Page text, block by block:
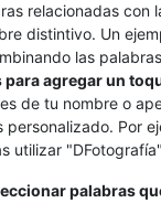
relacionadas con
distintivo. Un
las
para agregar un
de tu nombre o
personalizado. Por
utilizar
palabras